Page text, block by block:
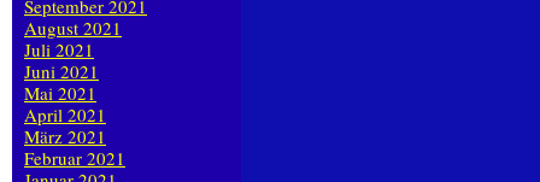
September 2021
August 2021
Juli 2021
Juni 2021
Mai 2021
April 2021
März 2021
Februar 2021